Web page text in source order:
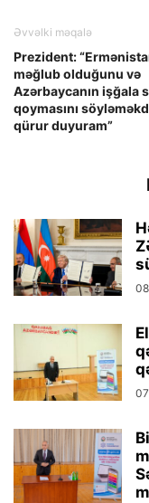
Əvvəlki məqalə
Prezident:
məğlub olduğunu və
Azərbaycanın işğala
qoymasını
qürur duyuram”